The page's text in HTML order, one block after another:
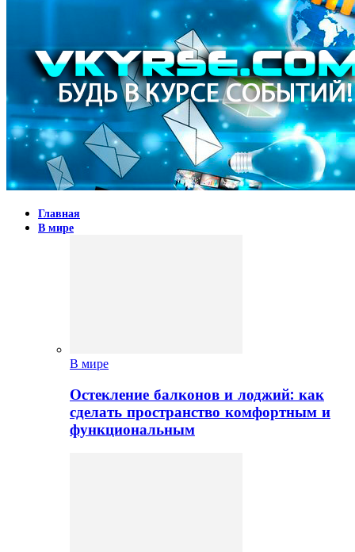
Главная
В мире
В мире
Остекление балконов и лоджий: как
сделать пространство комфортным и
функциональным